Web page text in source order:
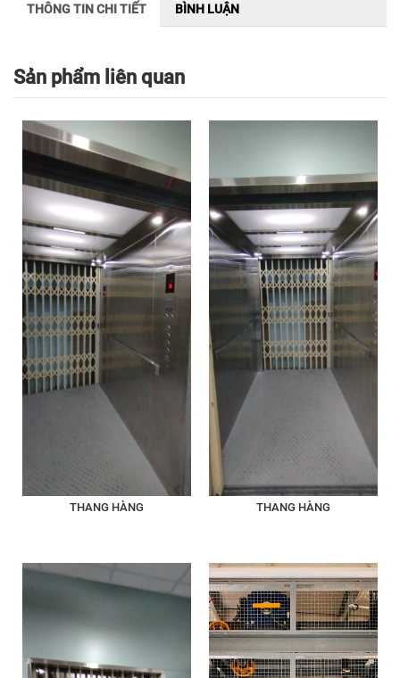
THÔNG TIN CHI TIẾT BÌNH LUẬN
Sản phẩm liên quan
THANG HÀNG THANG HÀNG